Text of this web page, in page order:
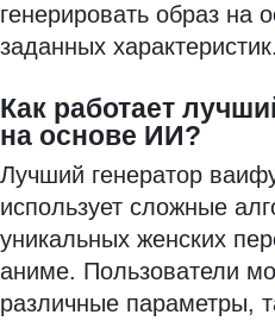
генерировать образ на
заданных характеристик.
Как работает
на основе ИИ?
Лучший генератор
использует сложные
уникальных женских
аниме. Пользователи
различные параметры,